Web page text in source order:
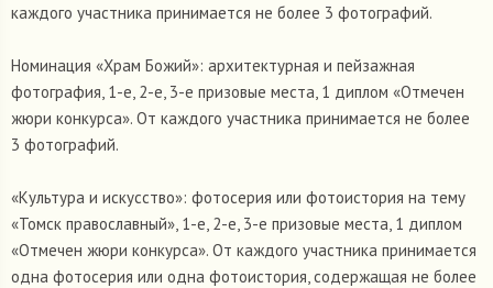
каждого участника принимается не более 3 фотографий.
Номинация «Храм Божий»: архитектурная и пейзажная
фотография, 1-е, 2-е, 3-е призовые места, 1 диплом «Отмечен
жюри конкурса». От каждого участника принимается не более
3 фотографий.
«Культура и искусство»: фотосерия или фотоистория на тему
«Томск православный», 1-е, 2-е, 3-е призовые места, 1 диплом
«Отмечен жюри конкурса». От каждого участника принимается
одна фотосерия или одна фотоистория, содержащая не более